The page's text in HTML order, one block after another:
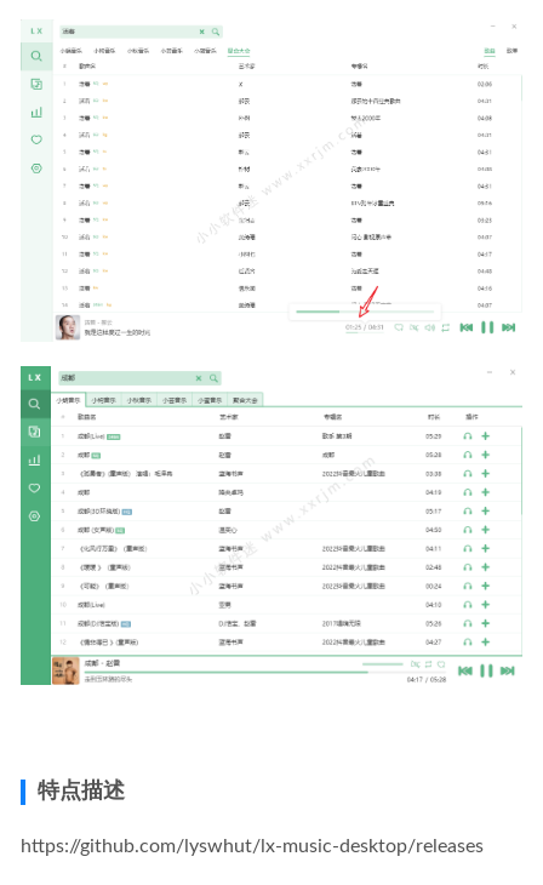
特点描述
https://github.com/lyswhut/lx-music-desktop/releases